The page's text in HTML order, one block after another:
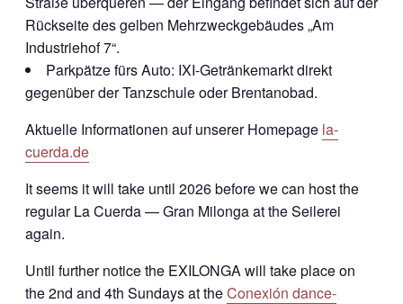
Rückseite des gelben Mehrzweckgebäudes „Am
Industriehof 7“.
Parkpätze fürs Auto: IXI-Getränkemarkt direkt
gegenüber der Tanzschule oder Brentanobad.
Aktuelle Informationen auf unserer Homepage la-
cuerda.de
It seems it will take until 2026 before we can host the
regular La Cuerda — Gran Milonga at the Seilerei
again.
Until further notice the EXILONGA will take place on
the 2nd and 4th Sundays at theConexión dance-